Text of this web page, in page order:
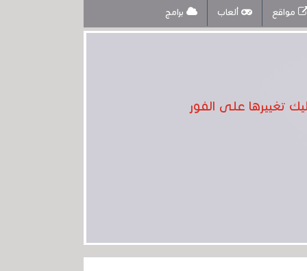
مواقع ألعاب برامج
تغييرها على الفور